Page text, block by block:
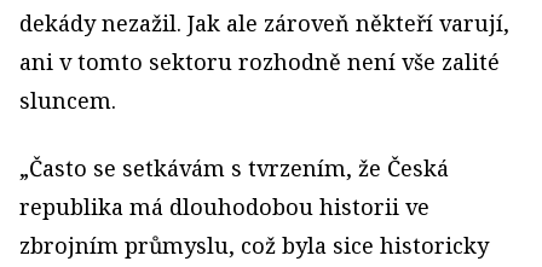
dekády nezažil. Jak ale zároveň někteří varují,
ani v tomto sektoru rozhodně není vše zalité
sluncem.
„Často se setkávám s tvrzením, že Česká
republika má dlouhodobou historii ve
zbrojním průmyslu, což byla sice historicky